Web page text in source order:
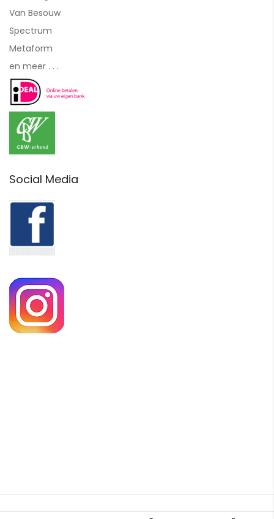
Van Besouw
Spectrum
Metaform
en meer . . .
Social Media